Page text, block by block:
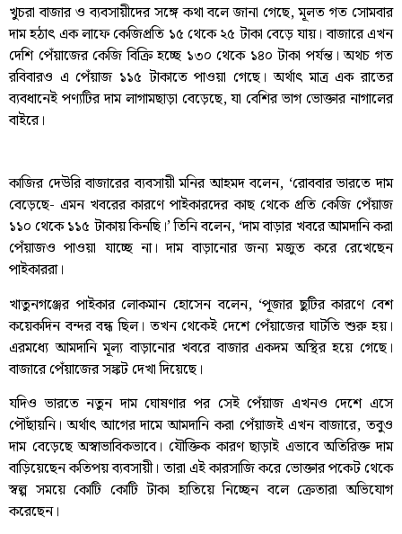
খুচরা বাজার ও ব্যবসায়ীদের সঙ্গে কথা বলে জানা গেছে, মূলত গত সোমবার
দাম হঠাৎ এক লাফে কেজিপ্রতি ১৫ থেকে ২৫ টাকা বেড়ে যায়। বাজারে এখন
দেশি পেঁয়াজের কেজি বিক্রি হচ্ছে ১৩০ থেকে ১৪০ টাকা পর্যন্ত। অথচ গত
রবিবারও এ পেঁয়াজ ১১৫ টাকাতে পাওয়া গেছে। অর্থাৎ মাত্র এক রাতের
ব্যবধানেই পণ্যটির দাম লাগামছাড়া বেড়েছে, যা বেশির ভাগ ভোক্তার নাগালের
বাইরে।
কাজির দেউরি বাজারের ব্যবসায়ী মনির আহমদ বলেন, ‘রোববার ভারতে দাম
বেড়েছে- এমন খবরের কারণে পাইকারদের কাছ থেকে প্রতি কেজি পেঁয়াজ
১১০ থেকে ১১৫ টাকায় কিনছি।’ তিনি বলেন, ‘দাম বাড়ার খবরে আমদানি করা
পেঁয়াজও পাওয়া যাচ্ছে না। দাম বাড়ানোর জন্য মজুত করে রেখেছেন
পাইকাররা।
খাতুনগঞ্জের পাইকার লোকমান হোসেন বলেন, ‘পূজার ছুটির কারণে বেশ
কয়েকদিন বন্দর বন্ধ ছিল। তখন থেকেই দেশে পেঁয়াজের ঘাটতি শুরু হয়।
এরমধ্যে আমদানি মূল্য বাড়ানোর খবরে বাজার একদম অস্থির হয়ে গেছে।
বাজারে পেঁয়াজের সঙ্কট দেখা দিয়েছে।
যদিও ভারতে নতুন দাম ঘোষণার পর সেই পেঁয়াজ এখনও দেশে এসে
পৌঁছায়নি। অর্থাৎ আগের দামে আমদানি করা পেঁয়াজই এখন বাজারে, তবুও
দাম বেড়েছে অস্বাভাবিকভাবে। যৌক্তিক কারণ ছাড়াই এভাবে অতিরিক্ত দাম
বাড়িয়েছেন কতিপয় ব্যবসায়ী। তারা এই কারসাজি করে ভোক্তার পকেট থেকে
স্বল্প সময়ে কোটি কোটি টাকা হাতিয়ে নিচ্ছেন বলে ক্রেতারা অভিযোগ
করেছেন।